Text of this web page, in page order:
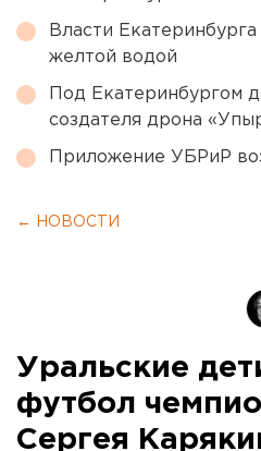
Власти
желтой водой
Под Екатеринбургом
создателя дрона
Приложение УБРиР
← НОВОСТИ
Уральские
футбол
Сергея